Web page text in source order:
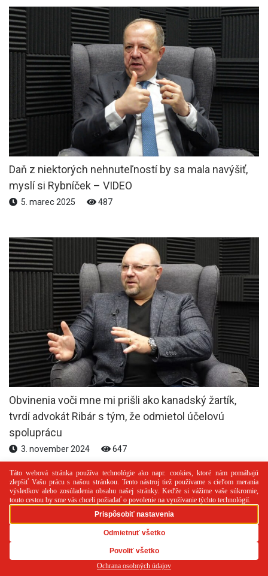
Daň z niektorých nehnuteľností by sa mala navýšiť,
myslí si Rybníček – VIDEO
5. marec 2025 487
Obvinenia voči mne mi prišli ako kanadský žartík,
tvrdí advokát Ribár s tým, že odmietol účelovú
spoluprácu
3. november 2024 647
PR článok
používania cookies
RSS